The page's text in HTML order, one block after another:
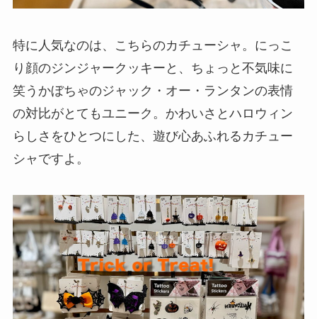
特に人気なのは、こちらのカチューシャ。にっこ
り顔のジンジャークッキーと、ちょっと不気味に
笑うかぼちゃのジャック・オー・ランタンの表情
の対比がとてもユニーク。かわいさとハロウィン
らしさをひとつにした、遊び心あふれるカチュー
シャですよ。